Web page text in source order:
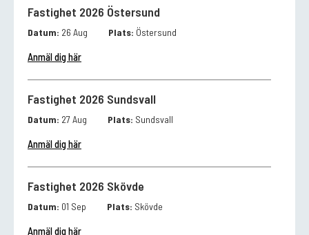
Fastighet 2026 Östersund
Datum: 26 Aug Plats: Östersund
Anmäl dig här
Fastighet 2026 Sundsvall
Datum: 27 Aug Plats: Sundsvall
Anmäl dig här
Fastighet 2026 Skövde
Datum: 01 Sep Plats: Skövde
Anmäl dig här